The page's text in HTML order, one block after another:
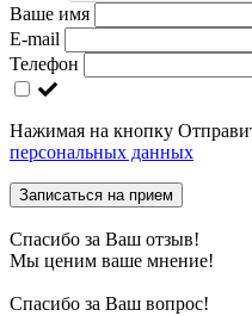
Ваше имя
E-mail
Телефон
Нажимая на кнопку
персональных данных
Записаться на прием
Спасибо за Ваш отзыв!
Мы ценим ваше мнение!
Спасибо за Ваш вопрос!